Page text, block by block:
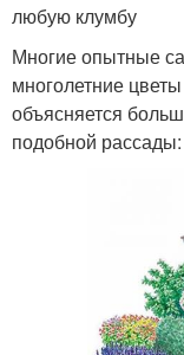
любую клумбу
Многие опытные
многолетние
объясняется
подобной рассады: